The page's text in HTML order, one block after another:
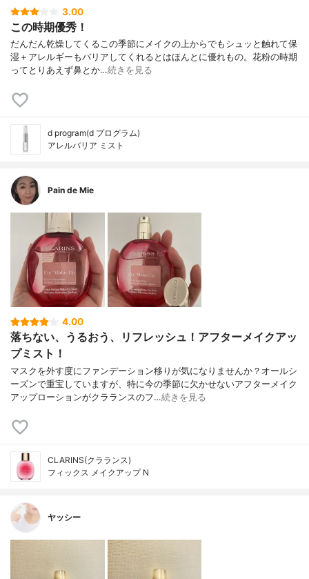
3.00
この時期優秀！
だんだん乾燥してくるこの季節に メイクの上からでもシュッと触れて 保
湿＋アレルギーもバリアしてくれるとは ほんとに優れもの。 花粉の時期
って とりあえず鼻とか…続きを見る
d program(d プログラム)
アレルバリア ミスト
Pain de Mie
4.00
落ちない、うるおう、リフレッシュ！アフターメイクアッ
プミスト！
マスクを外す度にファンデーション移りが気になりませんか？オールシ
ーズンで重宝していますが、特に今の季節に欠かせないアフターメイク
アップローションがクラランスのフ…続きを見る
CLARINS(クラランス)
フィックス メイクアップ N
ヤッシー